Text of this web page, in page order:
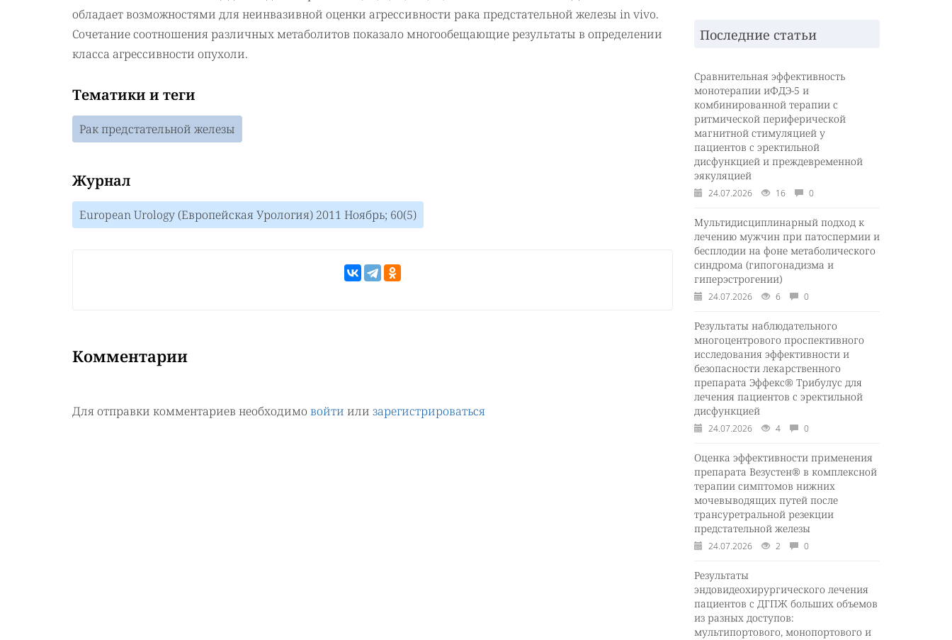
обладает возможностями для неинвазивной оценки агрессивности рака предстательной железы in vivo.
Сочетание соотношения различных метаболитов показало многообещающие результаты в определении
класса агрессивности опухоли.
Тематики и теги
Рак предстательной железы
Журнал
European Urology (Европейская Урология) 2011 Ноябрь; 60(5)
Комментарии
Для отправки комментариев необходимо войти или зарегистрироваться
Последние статьи
Сравнительная эффективность
монотерапии иФДЭ-5 и
комбинированной терапии с
ритмической периферической
магнитной стимуляцией у
пациентов с эректильной
дисфункцией и преждевременной
эякуляцией
24.07.2026 16 0
Мультидисциплинарный подход к
лечению мужчин при патоспермии и
бесплодии на фоне метаболического
синдрома (гипогонадизма и
гиперэстрогении)
24.07.2026 6 0
Результаты наблюдательного
многоцентрового проспективного
исследования эффективности и
безопасности лекарственного
препарата Эффекс® Трибулус для
лечения пациентов с эректильной
дисфункцией
24.07.2026 4 0
Оценка эффективности применения
препарата Везустен® в комплексной
терапии симптомов нижних
мочевыводящих путей после
трансуретральной резекции
предстательной железы
24.07.2026 2 0
Результаты
эндовидеохирургического лечения
пациентов с ДГПЖ больших объемов
из разных доступов:
мультипортового, монопортового и